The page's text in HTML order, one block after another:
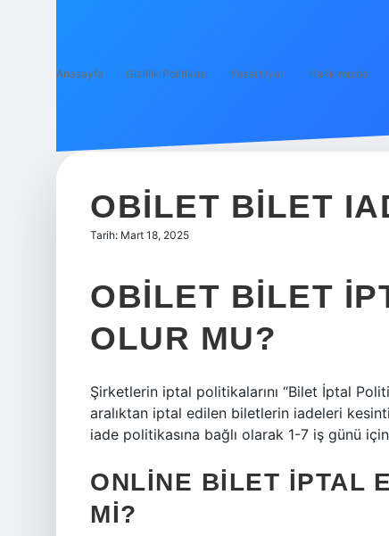
Anasayfa Gizlilik Politikası Yasal Uyarı Hakkımızda
OBILET BILET
Tarih: Mart 18, 2025
OBILET BILET
OLUR MU?
Şirketlerin iptal politikalarını “Bilet İptal
aralıktan iptal edilen biletlerin iadeleri
iade politikasına bağlı olarak 1-7 iş günü
ONLINE BILET IPTAL
MI?